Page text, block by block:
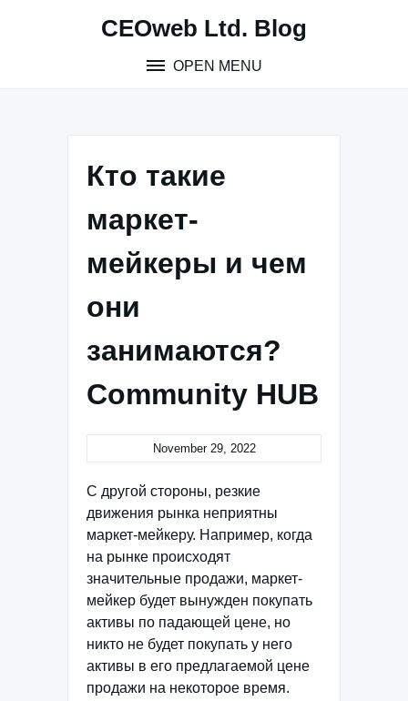
CEOweb Ltd. Blog
OPEN MENU
Кто такие
маркет-
мейкеры и чем
они
занимаются?
Community HUB
November 29, 2022
С другой стороны, резкие
движения рынка неприятны
маркет-мейкеру. Например, когда
на рынке происходят
значительные продажи, маркет-
мейкер будет вынужден покупать
активы по падающей цене, но
никто не будет покупать у него
активы в его предлагаемой цене
продажи на некоторое время.